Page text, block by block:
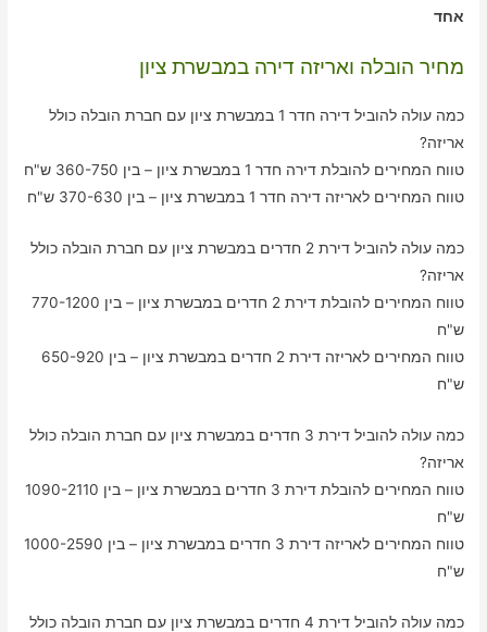
אחד
מחיר הובלה ואריזה דירה במבשרת ציון
כמה עולה להוביל דירה חדר 1 במבשרת ציון עם חברת הובלה כולל
אריזה?
טווח המחירים להובלת דירה חדר 1 במבשרת ציון – בין 360-750 ש"ח
טווח המחירים לאריזה דירה חדר 1 במבשרת ציון – בין 370-630 ש"ח
כמה עולה להוביל דירת 2 חדרים במבשרת ציון עם חברת הובלה כולל
אריזה?
טווח המחירים להובלת דירת 2 חדרים במבשרת ציון – בין 770-1200
ש"ח
טווח המחירים לאריזה דירת 2 חדרים במבשרת ציון – בין 650-920
ש"ח
כמה עולה להוביל דירת 3 חדרים במבשרת ציון עם חברת הובלה כולל
אריזה?
טווח המחירים להובלת דירת 3 חדרים במבשרת ציון – בין 1090-2110
ש"ח
טווח המחירים לאריזה דירת 3 חדרים במבשרת ציון – בין 1000-2590
ש"ח
כמה עולה להוביל דירת 4 חדרים במבשרת ציון עם חברת הובלה כולל